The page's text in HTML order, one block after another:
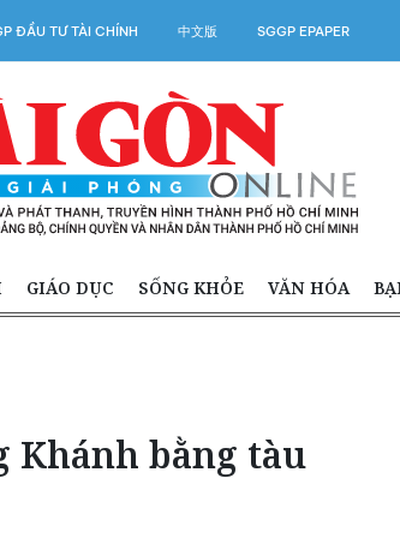
ĐẦU TƯ TÀI CHÍNH 中文版 SGGP EPAPER
GIÁO DỤC SỐNG KHỎE VĂN HÓA
Khánh bằng tàu